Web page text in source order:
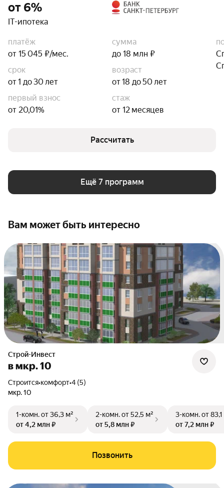
от 6%
IT-ипотека
платёж
от 15 045 ₽/мес.
сумма
до 18 млн ₽
срок
от 1 до 30 лет
возраст
от 18 до 50 лет
первый взнос
от 20,01%
стаж
от 12 месяцев
Рассчитать
Ещё 7 программ
Вам может быть интересно
Строй-Инвест
в мкр. 10
Строится•комфорт•4 (5)
мкр. 10
1-комн.от 36,3 м²
от 4,2 млн ₽
2-комн.от 52,5 м²
от 5,8 млн ₽
3-комн.от
от 7,2 млн ₽
Позвонить